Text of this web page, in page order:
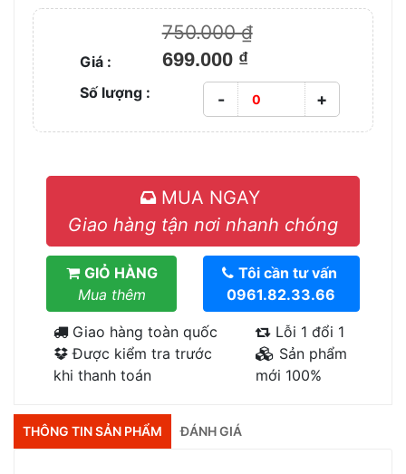
750.000 ₫
Giá : 699.000 ₫
Số lượng : - +
MUA NGAY
Giao hàng tận nơi nhanh chóng
GIỎ HÀNG
Mua thêm
Tôi cần tư vấn
0961.82.33.66
Giao hàng toàn quốc
Được kiểm tra trước
khi thanh toán
Lỗi 1 đổi 1
Sản phẩm
mới 100%
THÔNG TIN SẢN PHẨM ĐÁNH GIÁ